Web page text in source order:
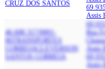
CRUZ DOS SANTOS
Assis
46.608.317/0001-
06
TRANSPORTES
CORREIACLEVERSON
SANTOS CORREIA
Rua
Assis
Assis